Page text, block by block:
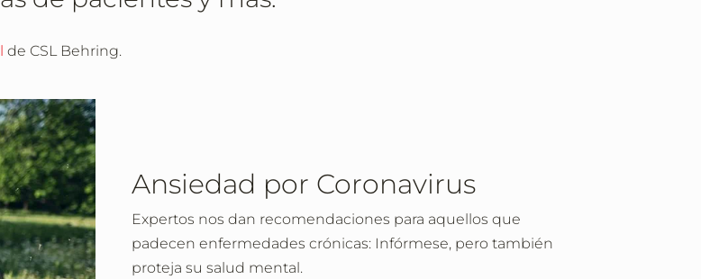
de CSL Behring.
Ansiedad por Coronavirus
Expertos nos dan recomendaciones para aquellos que
padecen enfermedades crónicas: Infórmese, pero también
proteja su salud mental.